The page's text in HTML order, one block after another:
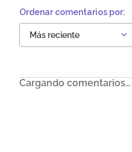
Más reciente
Cargando comentarios…